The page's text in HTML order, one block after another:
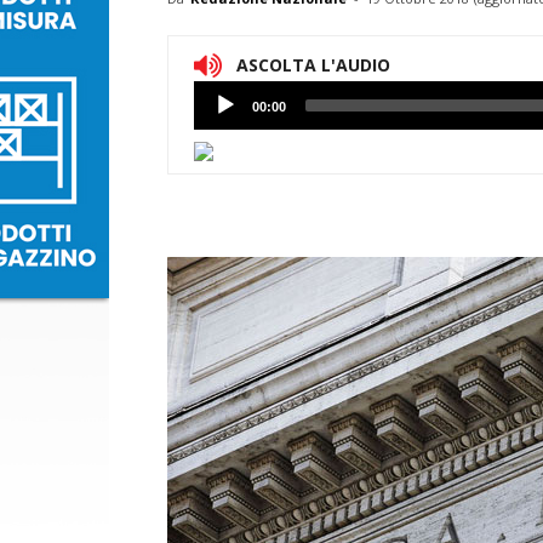
ASCOLTA L'AUDIO
Lettore
Audio
00:00